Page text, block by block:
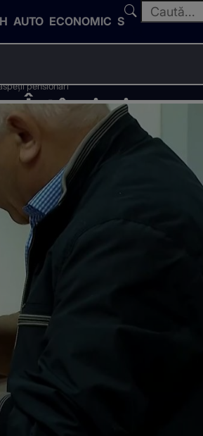
AUTO ECONOMIC SPORT
pensionari
Întârzieri